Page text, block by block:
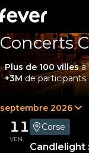
Concerts
Plus de 100 villesà
+3Mde participants.
septembre 2026
11
VEN.
Corse
Candlelight